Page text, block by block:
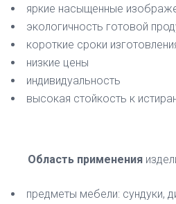
яркие насыщенные
экологичность готовой
короткие сроки
низкие цены
индивидуальность
высокая стойкость к
Область применения
предметы мебели: сундуки,